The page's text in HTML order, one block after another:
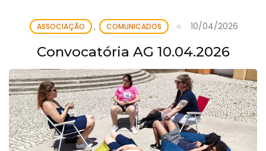
ASSOCIAÇÃO , COMUNICADOS 10/04/2026
Convocatória AG 10.04.2026